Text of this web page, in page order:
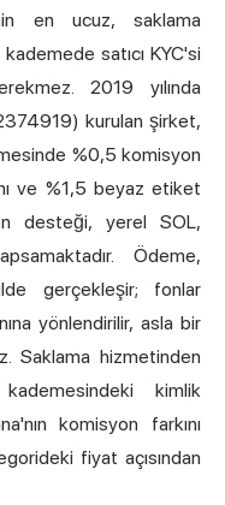
en ucuz, saklama
satıcı KYC'si
2019 yılında
kurulan şirket,
%0,5 komisyon
ve %1,5 beyaz etiket
desteği, yerel SOL,
Ödeme,
gerçekleşir; fonlar
yönlendirilir, asla bir
Saklama hizmetinden
kimlik
komisyon farkını
fiyat açısından